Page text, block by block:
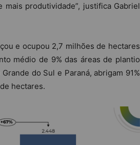
produtividade”, justifica Gabriel
e ocupou 2,7 milhões de hectares
médio de 9% das áreas de plantio
do Sul e Paraná, abrigam 91%
hectares.